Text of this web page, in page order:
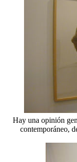
Hay una opinión
contemporáneo,